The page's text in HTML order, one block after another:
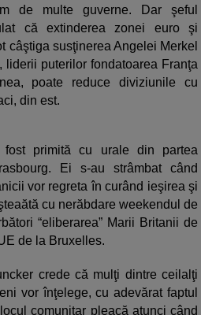
de multe guverne. Dar şeful
că extinderea zonei euro şi
câştiga susţinerea Angelei Merkel
puterilor fondatoarea Franţa
poate reduce diviziunile cu
din est.
fost primită cu urale din partea
Ei s-au strâmbat când
vor regreta în curând ieşirea şi
cu nerăbdare weekendul de
“eliberarea” Marii Britanii de
de la Bruxelles.
crede că mulţi dintre ceilalţi
vor înţelege, cu adevărat faptul
comunitar pleacă atunci când